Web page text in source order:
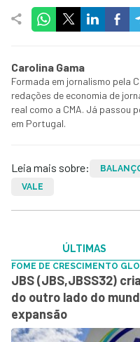
Carolina Gama
Formada em jornalismo pela
redações de economia de
real como a CMA. Já passou
em Portugal.
Leia mais sobre:
VALE
ÚLTIMAS
FOME DE CRESCIMENTO
JBS (JBS,JBSS32)
do outro lado do
expansão